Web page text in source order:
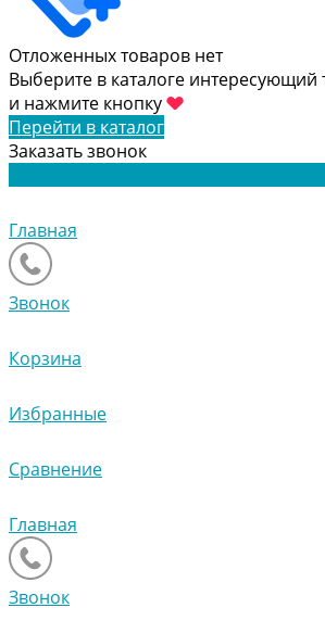
Отложенных товаров нет
Выберите в каталоге интересующий
и нажмите кнопку
Перейти в каталог
Заказать звонок
Главная
Звонок
Корзина
Избранные
Сравнение
Главная
Звонок